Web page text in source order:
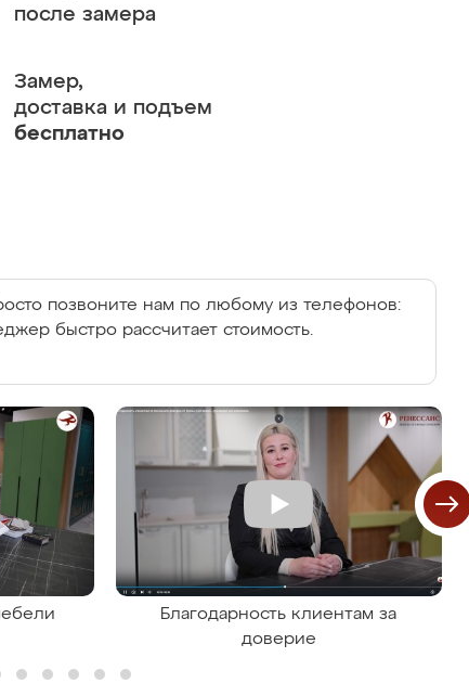
после замера
Замер,
доставка и подъем
бесплатно
позвоните нам по любому из телефонов:
быстро рассчитает стоимость.
Благодарность клиентам за
доверие